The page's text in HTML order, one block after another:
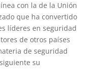
con la de la Unión
que ha convertido
líderes en seguridad
de otros países
de seguridad
su